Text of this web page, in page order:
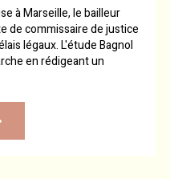
à Marseille, le bailleur
de commissaire de justice
légaux. L'étude Bagnol
en rédigeant un